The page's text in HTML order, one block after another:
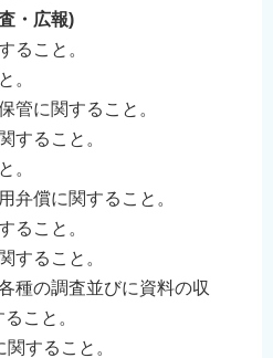
・広報)
ること。
。
管に関すること。
すること。
。
弁償に関すること。
ること。
すること。
種の調査並びに資料の収
こと。
すること。